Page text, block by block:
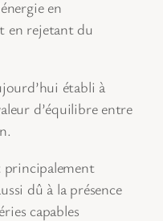
en
en rejetant du
établi à
d’équilibre entre
principalement
dû à la présence
capables